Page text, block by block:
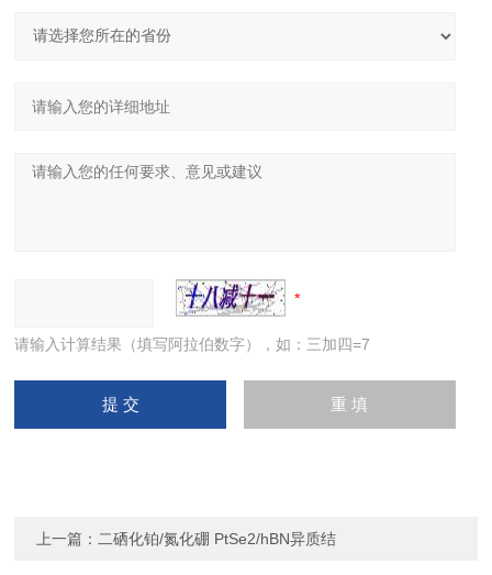
请输入计算结果（填写阿拉伯数字），如：三加四=7
上一篇： 二硒化铂/氮化硼 PtSe2/hBN异质结